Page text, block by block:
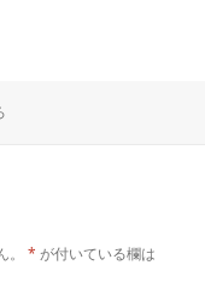
* が付いている欄は